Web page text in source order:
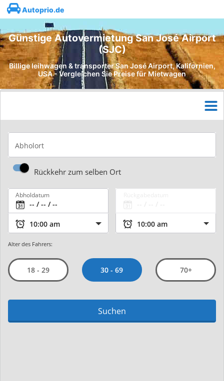
Autoprio.de
Günstige Autovermietung San José Airport
(SJC)
Billige leihwagen & transporter San José Airport, Kalifornien,
USA - Vergleichen Sie Preise für Mietwagen
Abholort
Rückkehr zum selben Ort
Abholdatum
Alter des Fahrers:
18 - 29 30 - 69 70+
Suchen